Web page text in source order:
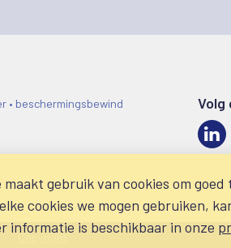
• beschermingsbewind
Volg
Copyright
maakt gebruik van cookies om
cookies we mogen gebruiken,
informatie is beschikbaar in onze